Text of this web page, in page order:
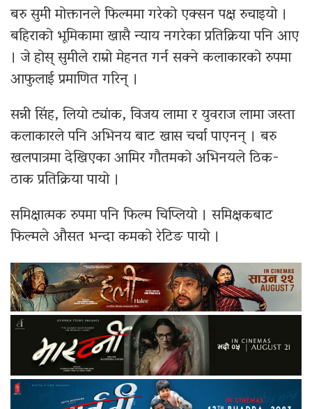
बरु सुमी मोक्तानले फिल्ममा गरेको एक्सन पक्ष रुचाइयो ।
बहिराको भूमिकामा खासै न्याय नगरेका प्रतिक्रिया पनि आए
। जे होस् सुमीले राम्रो मेहनत गर्न सक्ने कलाकारको रुपमा
आफुलाई प्रमाणित गरिन् ।
सन्नी सिंह, लियो ट्यांक, विजय लामा र युवराज लामा जस्ता
कलाकारले पनि अभिनय बाट खास चर्चा पाएनन् । बरु
खलपात्रमा देखिएका आमिर गौतमको अभिनयले ठिक-
ठाक प्रतिक्रिया पायो ।
समिक्षात्मक रुपमा पनि फिल्म चिप्लियो । समिक्षकबाट
फिल्मले औसत भन्दा कमको रेटिङ पायो ।